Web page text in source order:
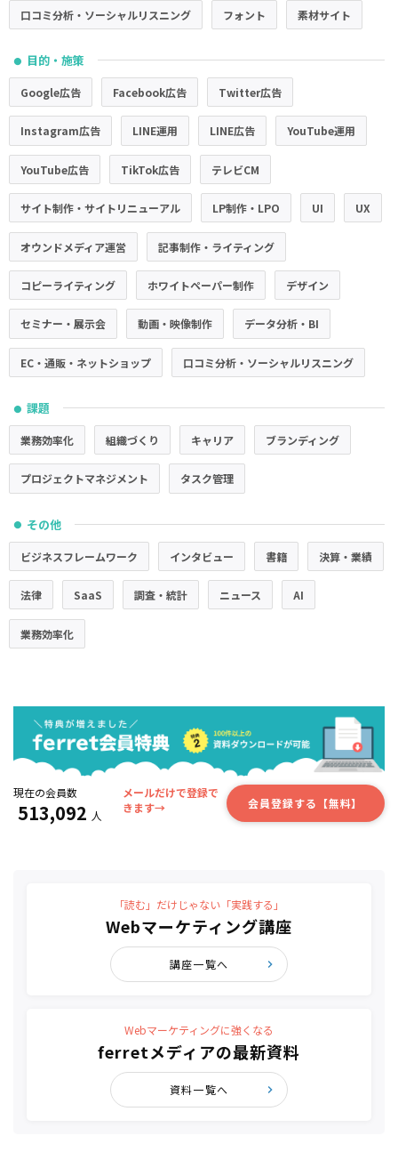
口コミ分析・ソーシャルリスニング フォント 素材サイト
● 目的・施策
Google広告 Facebook広告 Twitter広告
Instagram広告 LINE運用 LINE広告 YouTube運用
YouTube広告 TikTok広告 テレビCM
サイト制作・サイトリニューアル LP制作・LPO UI UX
オウンドメディア運営 記事制作・ライティング
コピーライティング ホワイトペーパー制作 デザイン
セミナー・展示会 動画・映像制作 データ分析・BI
EC・通販・ネットショップ 口コミ分析・ソーシャルリスニング
● 課題
業務効率化 組織づくり キャリア ブランディング
プロジェクトマネジメント タスク管理
● その他
ビジネスフレームワーク インタビュー 書籍 決算・業績
法律 SaaS 調査・統計 ニュース AI
業務効率化
現在の会員数
513,092 人
メールだけで登録で
きます→
会員登録する【無料】
「読む」だけじゃない「実践する」
Webマーケティング講座
講座一覧へ
Webマーケティングに強くなる
ferretメディアの最新資料
資料一覧へ